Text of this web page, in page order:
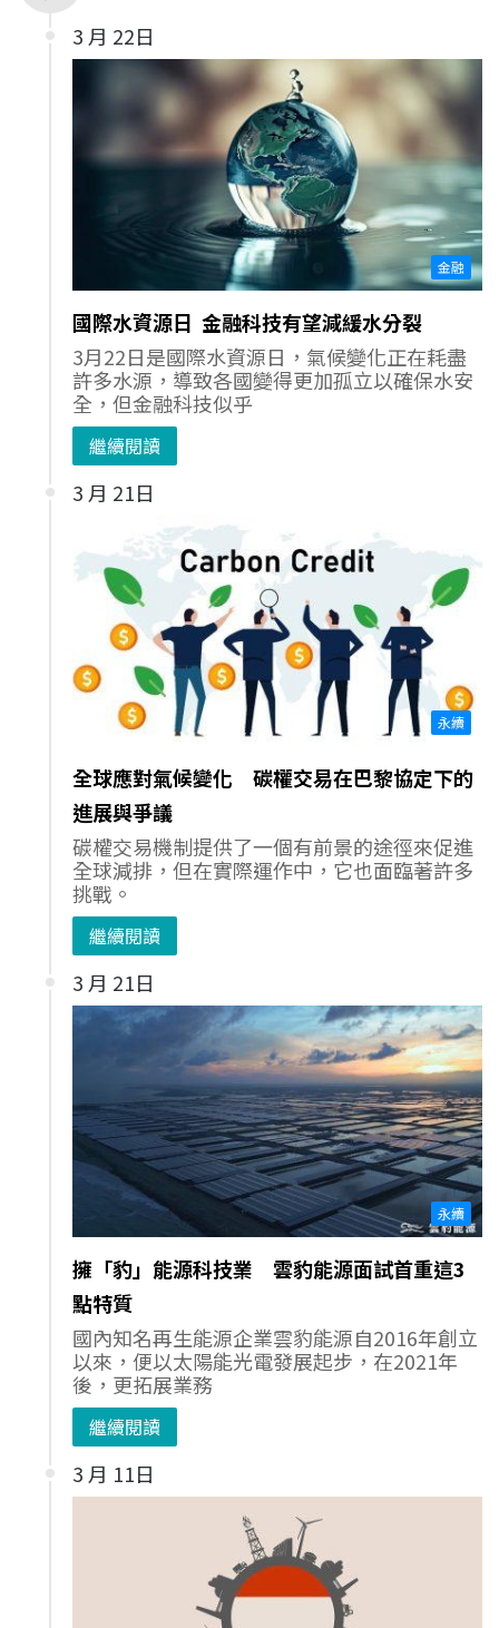
3 月 22日
金融
國際水資源日 金融科技有望減緩水分裂
3月22日是國際水資源日，氣候變化正在耗盡
許多水源，導致各國變得更加孤立以確保水安
全，但金融科技似乎
繼續閱讀
3 月 21日
永續
全球應對氣候變化 碳權交易在巴黎協定下的
進展與爭議
碳權交易機制提供了一個有前景的途徑來促進
全球減排，但在實際運作中，它也面臨著許多
挑戰。
繼續閱讀
3 月 21日
永續
擁「豹」能源科技業 雲豹能源面試首重這3
點特質
國內知名再生能源企業雲豹能源自2016年創立
以來，便以太陽能光電發展起步，在2021年
後，更拓展業務
繼續閱讀
3 月 11日